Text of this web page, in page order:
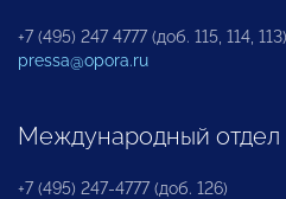
+7 (495) 247 4777 (доб. 115, 114, 113)
pressa@opora.ru
Международный
+7 (495) 247-4777 (доб. 126)